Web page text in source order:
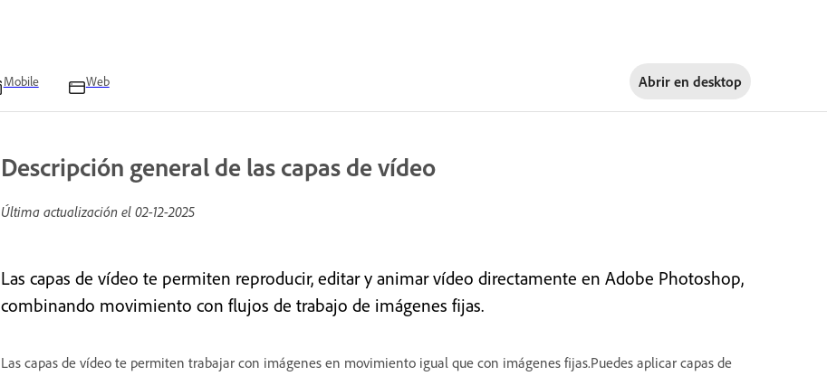
Mobile Web Abrir en desktop
Descripción general de las capas de vídeo
Última actualización el 02-12-2025
Las capas de vídeo te permiten reproducir, editar y animar vídeo directamente en Adobe Photoshop,
combinando movimiento con flujos de trabajo de imágenes fijas.
Las capas de vídeo te permiten trabajar con imágenes en movimiento igual que con imágenes fijas.Puedes aplicar capas de